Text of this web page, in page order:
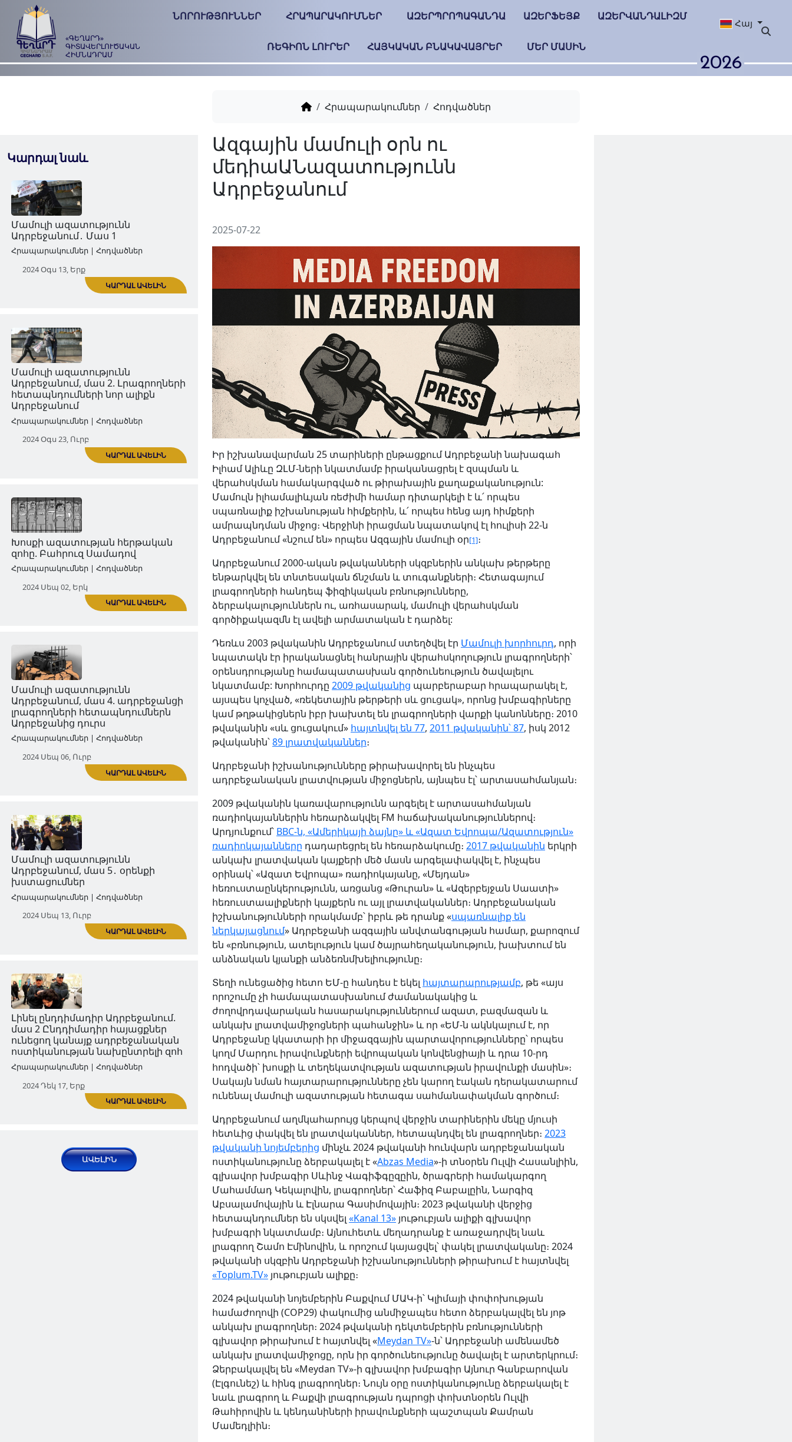
«ԳԵՂԱՐԴ»
ԳԻՏԱՎԵՐԼՈՒԾԱԿԱՆ
ՀԻՄՆԱԴՐԱՄ
ՆՈՐՈՒԹՅՈՒՆՆԵՐ ՀՐԱՊԱՐԱԿՈՒՄՆԵՐ ԱԶԵՐՊՐՈՊԱԳԱՆԴԱ ԱԶԵՐՖԵՅՔ ԱԶԵՐՎԱՆԴԱԼԻԶՄ
ՌԵԳԻՈՆ ԼՈՒՐԵՐ ՀԱՅԿԱԿԱՆ ԲՆԱԿԱՎԱՅՐԵՐ ՄԵՐ ՄԱՍԻՆ
Հայ
2026
Կարդալ նաև
Մամուլի ազատությունն
Ադրբեջանում․ Մաս 1
2024 Օգս 13, Երք
ԿԱՐԴԱԼ ԱՎԵԼԻՆ
Մամուլի ազատությունն
Ադրբեջանում, մաս 2. Լրագրողների
Ադրբեջանում
Հրապարակումներ | Հոդվածներ
2024 Օգս 23, Ուրբ
Խոսքի ազատության հերթական
զոհը. Բահրուզ Սամադով
Հրապարակումներ | Հոդվածներ
2024 Սեպ 02, Երկ
ԿԱՐԴԱԼ ԱՎԵԼԻՆ
Մամուլի ազատությունն
Ադրբեջանում, մաս 4. ադրբեջանցի
լրագրողների հետապնդումներն
Ադրբեջանից դուրս
Հրապարակումներ | Հոդվածներ
ԿԱՐԴԱԼ ԱՎԵԼԻՆ
Մամուլի ազատությունն
Ադրբեջանում, մաս 5․ օրենքի
խստացումներ
2024 Սեպ 13, Ուրբ
ԿԱՐԴԱԼ ԱՎԵԼԻՆ
Լինել ընդդիմադիր Ադրբեջանում.
ունեցող կանայք ադրբեջանական
ոստիկանության նախընտրելի զոհ
Հրապարակումներ Հոդվածներ
Ազգային մամուլի օրն ու
մեդիաԱՆազատությունն
2025-07-22
Իր իշխանավարման 25 տարիների ընթացքում Ադրբեջանի նախագահ
Իլհամ Ալիևը ԶԼՄ-ների նկատմամբ իրականացրել է զսպման և
վերահսկման համակարգված ու թիրախային քաղաքականություն:
Մամուլն իլհամալիևյան ռեժիմի համար դիտարկելի է և՛ որպես
սպառնալիք իշխանության հիմքերին, և՛ որպես հենց այդ հիմքերի
ամրապնդման միջոց։ Վերջինի իրացման նպատակով էլ հուլիսի 22-ն
Ադրբեջանում «նշում են» որպես Ազգային մամուլի օր[1]։
Ադրբեջանում 2000-ական թվականների սկզբներին անկախ թերթերը
ենթարկվել են տնտեսական ճնշման և տուգանքների։ Հետագայում
լրագրողների հանդեպ ֆիզիկական բռնությունները,
ձերբակալություններն ու, առհասարակ, մամուլի վերահսկման
գործիքակազմն էլ ավելի արմատական է դարձել:
Դեռևս 2003 թվականին Ադրբեջանում ստեղծվել էր Մամուլի խորհուրդ, որի
նպատակն էր իրականացնել հանրային վերահսկողություն լրագրողների՝
օրենսդրությանը համապատասխան գործունեություն ծավալելու
նկատմամբ: Խորհուրդը 2009 թվականից պարբերաբար հրապարակել է,
այսպես կոչված, «ռեկետային թերթերի սև ցուցակ», որոնց խմբագիրները
կամ թղթակիցներն իբր խախտել են լրագրողների վարքի կանոնները։ 2010
թվականին «սև ցուցակում» հայտնվել են 77, 2011 թվականին՝ 87, իսկ 2012
թվականին՝89 լրատվականներ։
Ադրբեջանի իշխանությունները թիրախավորել են ինչպես
ադրբեջանական լրատվության միջոցներն, այնպես էլ՝ արտասահմանյան։
2009 թվականին կառավարությունն արգելել է արտասահմանյան
ռադիոկայաններին հեռարձակվել FM հաճախականություններով։
Արդյունքում՝ BBC-ն, «Ամերիկայի ձայնը» և «Ազատ Եվրոպա/Ազատություն»
ռադիոկայանները դադարեցրել են հեռարձակումը։ 2017 թվականին երկրի
անկախ լրատվական կայքերի մեծ մասն արգելափակվել է, ինչպես
օրինակ՝ «Ազատ Եվրոպա» ռադիոկայանը, «Մեյդան»
հեռուստաընկերությունն, առցանց «Թուրան» և «Ազերբեյջան Սաատի»
հեռուստաալիքների կայքերն ու այլ լրատվականներ։ Ադրբեջանական
իշխանությունների որակմամբ՝ իբրև թե դրանք «սպառնալիք են
ներկայացնում» Ադրբեջանի ազգային անվտանգության համար, քարոզում
են «բռնություն, ատելություն կամ ծայրահեղականություն, խախտում են
անձնական կյանքի անձեռնմխելիությունը։
Տեղի ունեցածից հետո ԵՄ-ը հանդես է եկել հայտարարությամբ, թե «այս
որոշումը չի համապատասխանում ժամանակակից և
ժողովրդավարական հասարակություններում ազատ, բազմազան և
անկախ լրատվամիջոցների պահանջին» և որ «ԵՄ-ն ակնկալում է, որ
Ադրբեջանը կկատարի իր միջազգային պարտավորությունները՝ որպես
կողմ Մարդու իրավունքների եվրոպական կոնվենցիայի և դրա 10-րդ
հոդվածի՝ խոսքի և տեղեկատվության ազատության իրավունքի մասին»։
Սակայն նման հայտարարությունները չեն կարող էական դերակատարում
ունենալ մամուլի ազատության հետագա սահմանափակման գործում։
Ադրբեջանում աղմկահարույց կերպով վերջին տարիներին մեկը մյուսի
հետևից փակվել են լրատվականներ, հետապնդվել են լրագրողներ։ 2023
թվականի նոյեմբերից մինչև 2024 թվականի հունվարն ադրբեջանական
ոստիկանությունը ձերբակալել է «Abzas Media»-ի տնօրեն Ուլվի Հասանլիին,
գլխավոր խմբագիր Սևինջ Վագիֆգըզըին, ծրագրերի համակարգող
Մահամմադ Կեկալովին, լրագրողներ՝ Հաֆիզ Բաբալըին, Նարգիզ
Աբսալամովային և Էլնարա Գասիմովային։ 2023 թվականի վերջից
հետապնդումներ են սկսվել «Kanal 13» յութուբյան ալիքի գլխավոր
խմբագրի նկատմամբ։ Այնուհետև մեղադրանք է առաջադրվել նաև
լրագրող Շամո Էմինովին, և որոշում կայացվել՝ փակել լրատվականը։ 2024
թվականի սկզբին Ադրբեջանի իշխանությունների թիրախում է հայտնվել
«Toplum.TV» յութուբյան ալիքը։
2024 թվականի նոյեմբերին Բաքվում ՄԱԿ-ի՝ Կլիմայի փոփոխության
համաժողովի (COP29) փակումից անմիջապես հետո ձերբակալվել են յոթ
անկախ լրագրողներ։ 2024 թվականի դեկտեմբերին բռնությունների
գլխավոր թիրախում է հայտնվել «Meydan TV»-ն՝ Ադրբեջանի ամենամեծ
անկախ լրատվամիջոցը, որն իր գործունեությունը ծավալել է արտերկրում։
Ձերբակալվել են «Meydan TV»-ի գլխավոր խմբագիր Այնուր Գանբարովան
(Էլգունեշ) և հինգ լրագրողներ։ Նույն օրը ոստիկանությունը ձերբակալել է
նաև լրագրող և Բաքվի լրագրության դպրոցի փոխտնօրեն Ուլվի
Թահիրովին և կենդանիների իրավունքների պաշտպան Քամրան
Մամեդլիին։